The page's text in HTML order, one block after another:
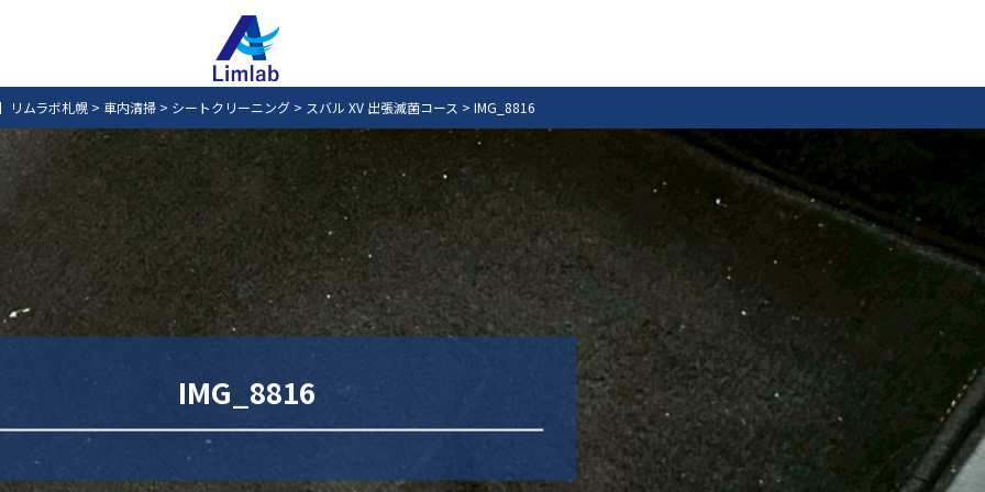
リムラボ札幌 > 車内清掃 > シートクリーニング > スバル XV 出張滅菌コース > IMG_8816
IMG_8816